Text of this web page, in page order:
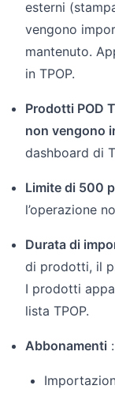
esterni
vengono
mantenuto.
in TPOP.
Prodotti POD
non vengono
dashboard di
Limite di 500
l’operazione
Durata di
di prodotti, il
I prodotti
lista TPOP.
Abbonamenti :